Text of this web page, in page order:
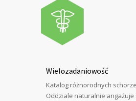
Wielozadaniowość
Katalog różnorodnych
Oddziale naturalnie angażuje